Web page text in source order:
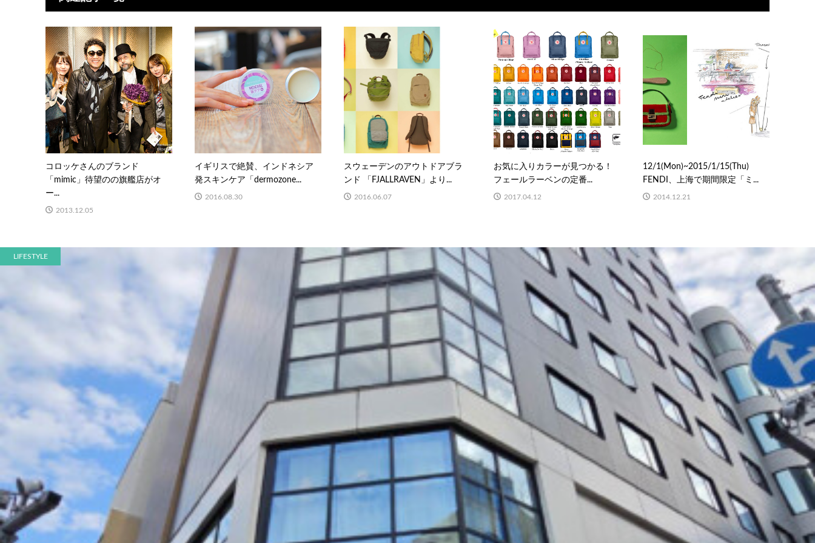
コロッケさんのブランド
「mimic」待望のの旗艦店がオ
ー...
2013.12.05
イギリスで絶賛、インドネシア
発スキンケア「dermozone...
2016.08.30
スウェーデンのアウトドアブラ
ンド 「FJALLRAVEN」より...
2016.06.07
お気に入りカラーが見つかる！
フェールラーベンの定番...
2017.04.12
12/1(Mon)~2015/1/15(Thu)
FENDI、上海で期間限定「ミ...
2014.12.21
LIFESTYLE